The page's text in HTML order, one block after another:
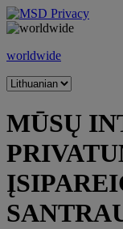
Skip
to
worldwide
MŪSŲ